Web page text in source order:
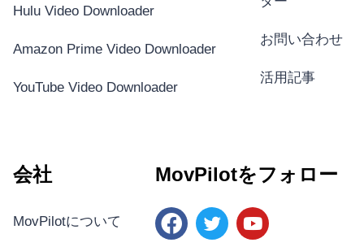
Hulu Video Downloader
Amazon Prime Video Downloader
YouTube Video Downloader
お問い合わせ
活用記事
会社
MovPilotについて
MovPilotをフォロー